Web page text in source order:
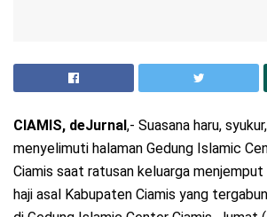
CIAMIS, deJurnal,- Suasana haru,
menyelimuti halaman Gedung Islamic
Ciamis saat ratusan keluarga menjemput
haji asal Kabupaten Ciamis yang